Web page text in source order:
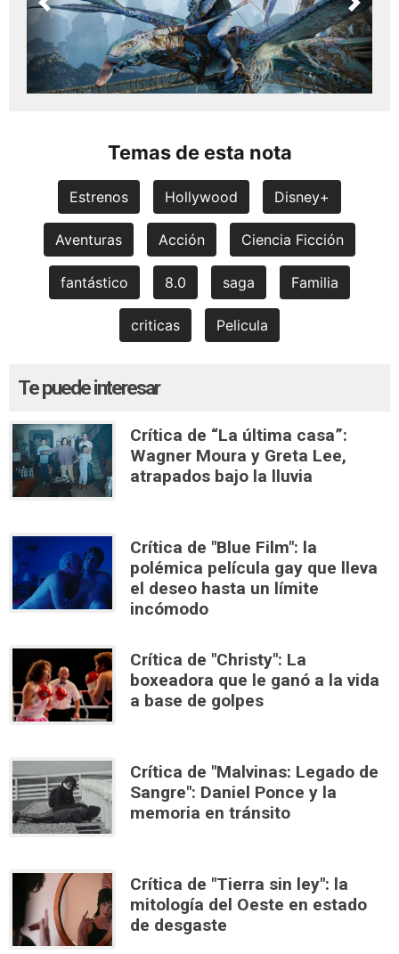
Previous Next
Temas de esta nota
Estrenos Hollywood Disney+
Aventuras Acción Ciencia Ficción
fantástico 8.0 saga Familia
criticas Pelicula
Te puede interesar
Crítica de “La última casa”:
Wagner Moura y Greta Lee,
atrapados bajo la lluvia
Crítica de "Blue Film": la
polémica película gay que lleva
el deseo hasta un límite
incómodo
Crítica de "Christy": La
boxeadora que le ganó a la vida
a base de golpes
Crítica de "Malvinas: Legado de
Sangre": Daniel Ponce y la
memoria en tránsito
Crítica de "Tierra sin ley": la
mitología del Oeste en estado
de desgaste